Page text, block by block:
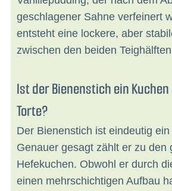
geschlagener Sahne verfeinert
entsteht eine lockere, aber
zwischen den beiden
Ist der Bienenstich ein
Torte?
Der Bienenstich ist eindeutig
Genauer gesagt zählt er zu den
Hefekuchen. Obwohl er durch
einen mehrschichtigen Aufbau